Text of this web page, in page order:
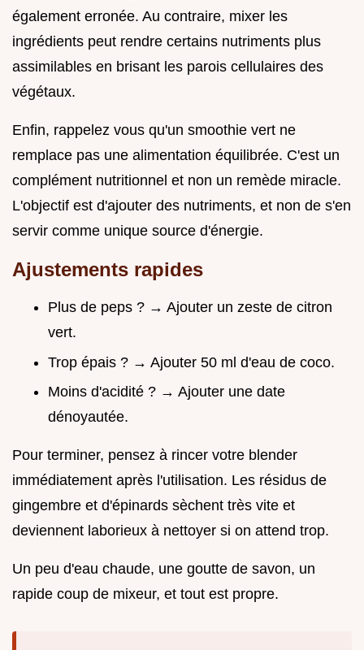
également erronée. Au contraire, mixer les
ingrédients peut rendre certains nutriments plus
assimilables en brisant les parois cellulaires des
végétaux.
Enfin, rappelez vous qu'un smoothie vert ne
remplace pas une alimentation équilibrée. C'est un
complément nutritionnel et non un remède miracle.
L'objectif est d'ajouter des nutriments, et non de s'en
servir comme unique source d'énergie.
Ajustements rapides
Plus de peps ? → Ajouter un zeste de citron
vert.
Trop épais ? → Ajouter 50 ml d'eau de coco.
Moins d'acidité ? → Ajouter une date
dénoyautée.
Pour terminer, pensez à rincer votre blender
immédiatement après l'utilisation. Les résidus de
gingembre et d'épinards sèchent très vite et
deviennent laborieux à nettoyer si on attend trop.
Un peu d'eau chaude, une goutte de savon, un
rapide coup de mixeur, et tout est propre.